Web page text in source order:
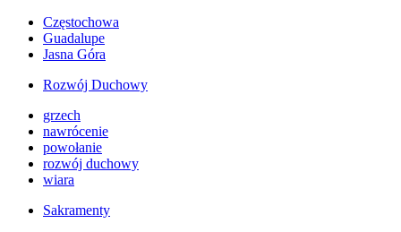
Częstochowa
Guadalupe
Jasna Góra
Rozwój Duchowy
grzech
nawrócenie
powołanie
rozwój duchowy
wiara
Sakramenty